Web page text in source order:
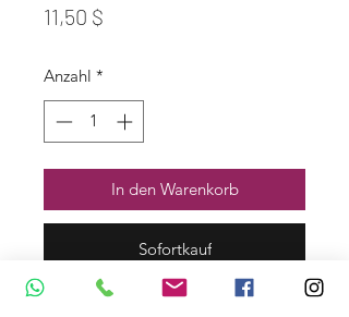
11,50 $
Anzahl *
In den Warenkorb
Sofortkauf